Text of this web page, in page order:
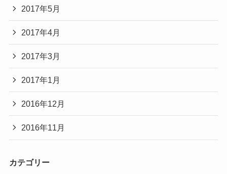
2017年5月
2017年4月
2017年3月
2017年1月
2016年12月
2016年11月
カテゴリー